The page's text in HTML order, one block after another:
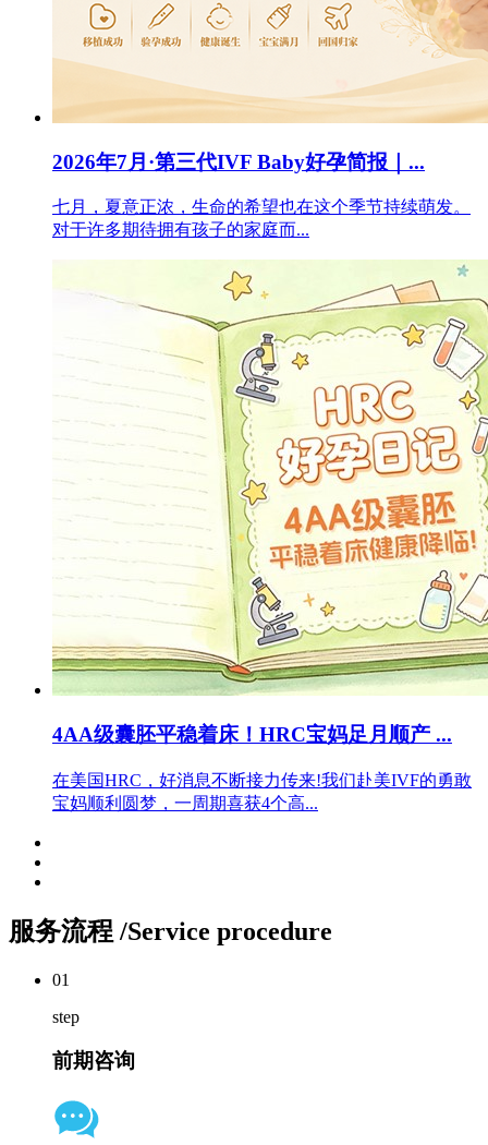
2026年7月·第三代IVF Baby好孕简报｜...
七月，夏意正浓，生命的希望也在这个季节持续萌发。
对于许多期待拥有孩子的家庭而...
4AA级囊胚平稳着床！HRC宝妈足月顺产 ...
在美国HRC，好消息不断接力传来!我们赴美IVF的勇敢
宝妈顺利圆梦，一周期喜获4个高...
服务流程 /Service procedure
01
step
前期咨询